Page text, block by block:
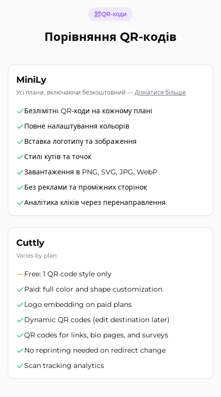
QR-коди
Порівняння QR-кодів
MiniLy
Усі плани, включаючи безкоштовний — Дізнатися більше
Безлімітні QR-коди на кожному плані
Повне налаштування кольорів
Вставка логотипу та зображення
Стилі кутів та точок
Завантаження в PNG, SVG, JPG, WebP
Без реклами та проміжних сторінок
Аналітика кліків через перенаправлення
Cuttly
Varies by plan
Free: 1 QR code style only
Paid: full color and shape customization
Logo embedding on paid plans
Dynamic QR codes (edit destination later)
QR codes for links, bio pages, and surveys
No reprinting needed on redirect change
Scan tracking analytics